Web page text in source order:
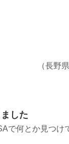
県
した
で何とか見つけ